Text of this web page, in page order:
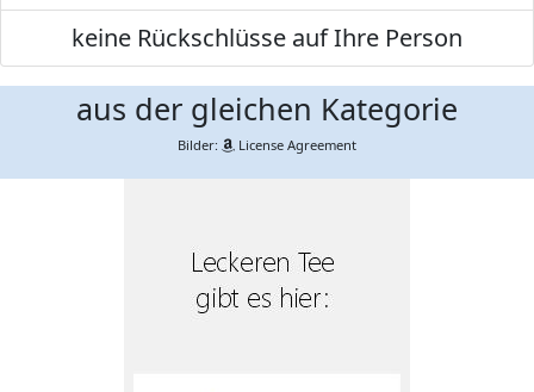
keine Rückschlüsse auf Ihre Person
aus der gleichen Kategorie
Bilder: License Agreement